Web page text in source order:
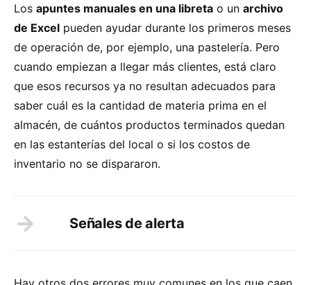
Los apuntes manuales en una libreta o un archivo
de Excel pueden ayudar durante los primeros meses
de operación de, por ejemplo, una pastelería. Pero
cuando empiezan a llegar más clientes, está claro
que esos recursos ya no resultan adecuados para
saber cuál es la cantidad de materia prima en el
almacén, de cuántos productos terminados quedan
en las estanterías del local o si los costos de
inventario no se dispararon.
Señales de alerta